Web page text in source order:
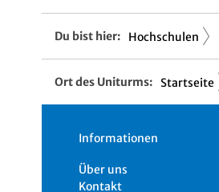
Du bist hier: Hochschulen
Ort des Uniturms: Startseite
Informationen
Über uns
Kontakt